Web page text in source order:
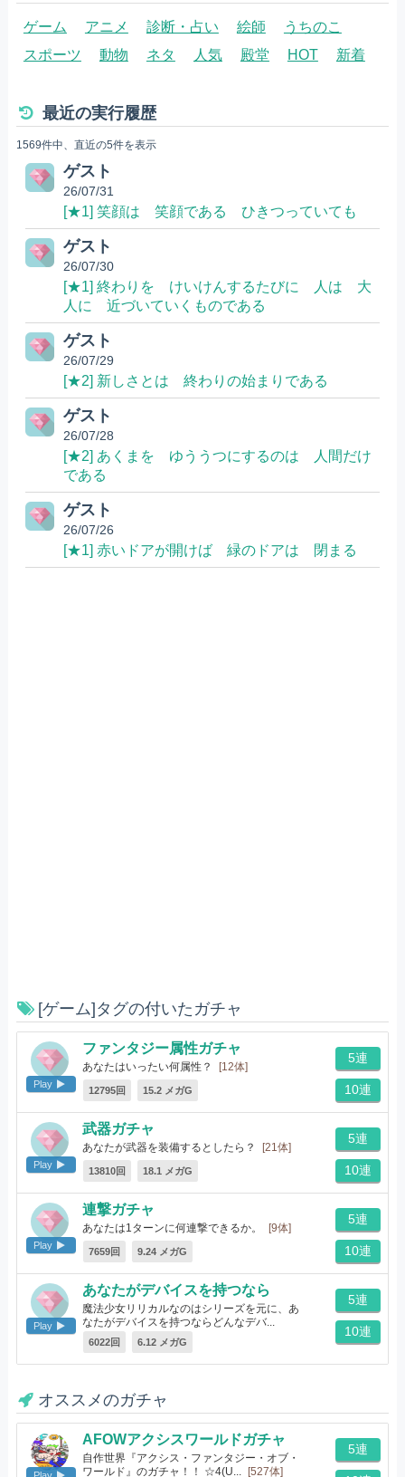
ゲーム アニメ 診断・占い 絵師
うちのこ
スポーツ
動物 ネタ 人気 殿堂 HOT 新着
最近の実行履歴
1569件中、直近の5件を表示
ゲスト
26/07/31
[★1] 笑顔は 笑顔である ひきつっていても
ゲスト
26/07/30
[★1] 終わりを けいけんするたびに 人は 大
人に 近づいていくものである
ゲスト
26/07/29
[★2] 新しさとは 終わりの始まりである
ゲスト
26/07/28
[★2] あくまを ゆううつにするのは 人間だけ
である
ゲスト
26/07/26
[★1] 赤いドアが開けば 緑のドアは 閉まる
[ゲーム]タグの付いたガチャ
Play
ファンタジー属性ガチャ
あなたはいったい何属性？ [12体]
12795回 15.2 メガG
5連
10連
Play
武器ガチャ
あなたが武器を装備するとしたら？ [21体]
13810回 18.1 メガG
5連
10連
Play
連撃ガチャ
あなたは1ターンに何連撃できるか。 [9体]
7659回 9.24 メガG
5連
10連
Play
あなたがデバイスを持つなら
魔法少女リリカルなのはシリーズを元に、あ
なたがデバイスを持つならどんなデバ...
[10体]
6022回 6.12 メガG
5連
10連
オススメのガチャ
Play
AFOWアクシスワールドガチャ
自作世界『アクシス・ファンタジー・オブ・
ワールド』のガチャ！！ ☆4(U...
[527体]
5連